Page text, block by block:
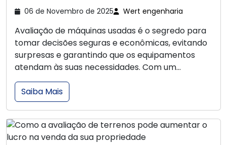
06 de Novembro de 2025 Wert engenharia
Avaliação de máquinas usadas é o segredo para
tomar decisões seguras e econômicas, evitando
surpresas e garantindo que os equipamentos
atendam às suas necessidades. Com um...
Saiba Mais